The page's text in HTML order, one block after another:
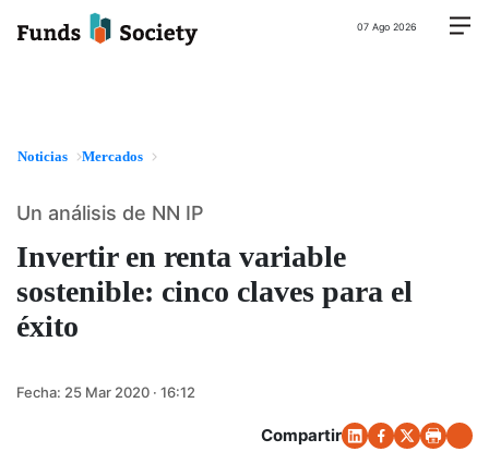
07 Ago 2026
Noticias Mercados
Invertir en renta variable
sostenible: cinco claves para el
éxito
Un análisis de NN IP
Fecha: 25 Mar 2020 · 16:12
Compartir